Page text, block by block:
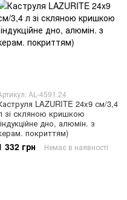
AL-4591.24
LAZURITE 24x9 см/3,4
зі скляною кришкою
дно, алюмін. з
покриттям)
332 грн Немає в наявності